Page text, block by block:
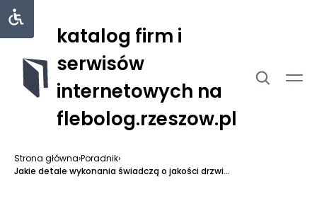
katalog firm i
serwisów
internetowych na
flebolog.rzeszow.pl
Strona główna›Poradnik›
Jakie detale wykonania świadczą o jakości drzwi...